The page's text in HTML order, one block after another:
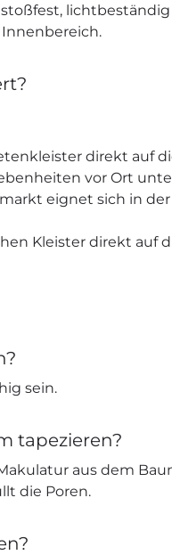
lichtbeständig
direkt auf
vor Ort
eignet sich in
Kleister direkt auf
sein.
tapezieren?
aus dem
die Poren.